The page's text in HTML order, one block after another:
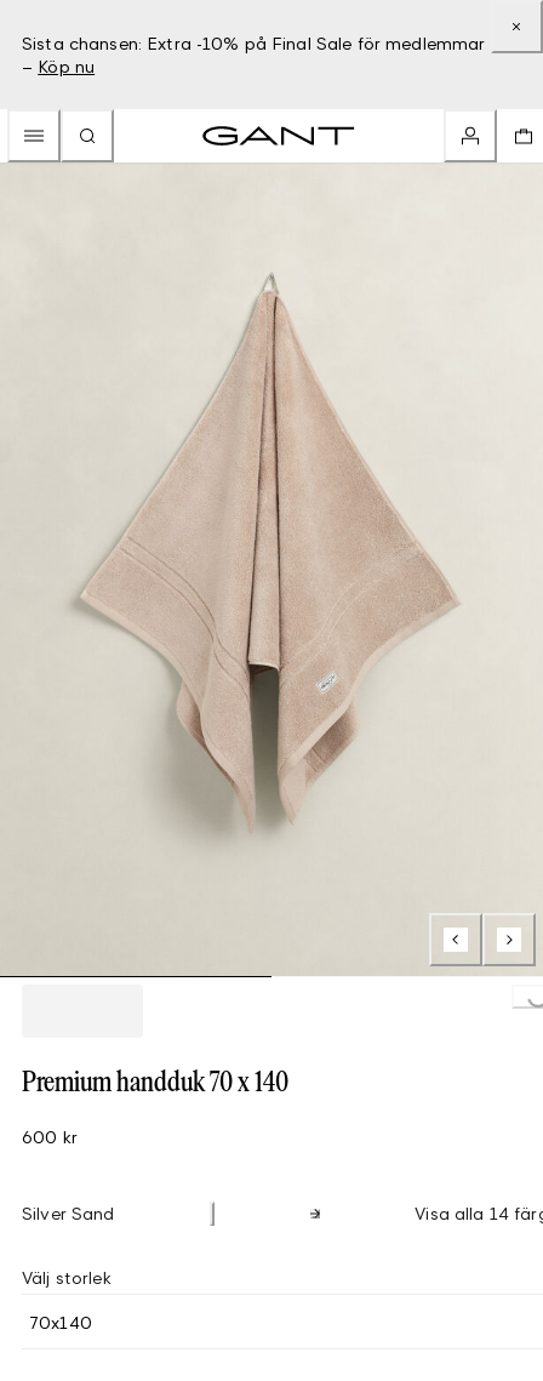
Sista chansen: Extra -10% på Final Sale för medlemmar
– Köp nu
Premium handduk 70 x 140
600 kr
Silver Sand Visa alla 14
Välj storlek
70x140